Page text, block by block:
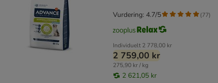
Individuelt 2 778,00 kr
2 759,00 kr
275,90 kr / kg
2 621,05 kr
Vurdering: 4.7/5 (77)